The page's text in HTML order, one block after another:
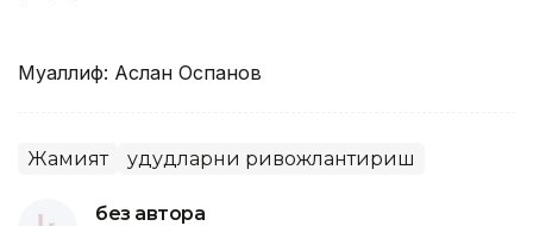
Муаллиф: Аслан Оспанов
Жамият Ҳудудларни ривожлантириш
без автора